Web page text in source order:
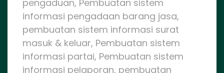
pengaduan, Pembuatan sistem
informasi pengadaan barang jasa,
pembuatan sistem informasi surat
masuk & keluar, Pembuatan sistem
informasi partai, Pembuatan sistem
informasi pelaporan, pembuatan